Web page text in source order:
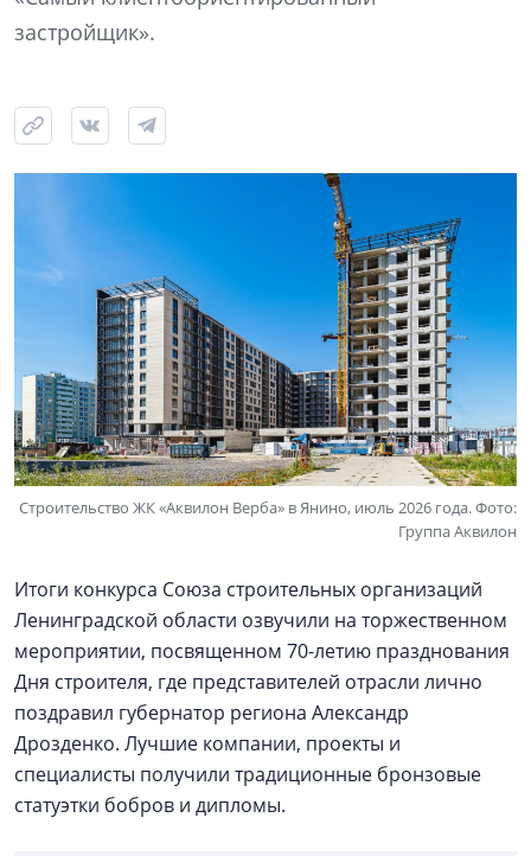
застройщик».
Строительство ЖК «Аквилон Верба» в Янино, июль 2026 года. Фото:
Группа Аквилон
Итоги конкурса Союза строительных организаций
Ленинградской области озвучили на торжественном
мероприятии, посвященном 70-летию празднования
Дня строителя, где представителей отрасли лично
поздравил губернатор региона Александр
Дрозденко. Лучшие компании, проекты и
специалисты получили традиционные бронзовые
статуэтки бобров и дипломы.